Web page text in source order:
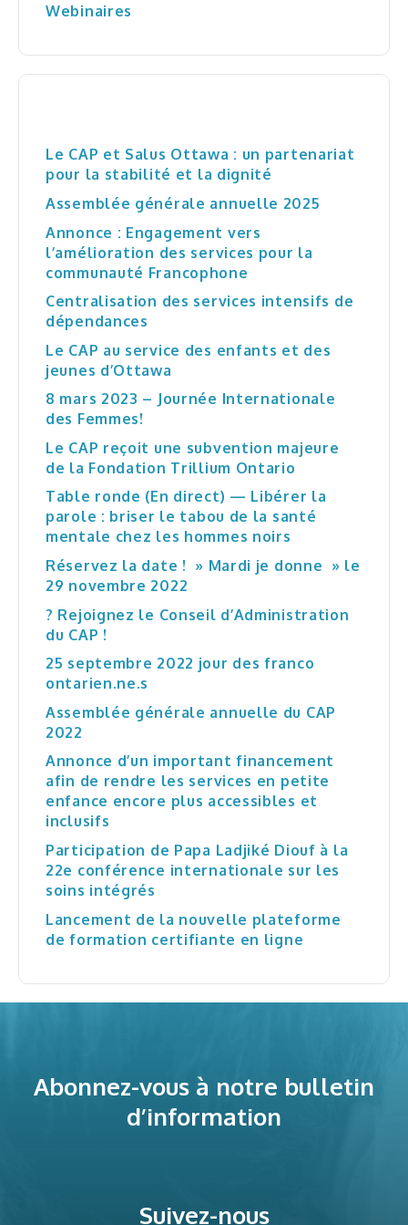
concomitants
Webinaires
Le CAP et Salus Ottawa : un partenariat
pour la stabilité et la dignité
Assemblée générale annuelle 2025
Annonce : Engagement vers
l’amélioration des services pour la
communauté Francophone
Centralisation des services intensifs de
dépendances
Le CAP au service des enfants et des
jeunes d’Ottawa
8 mars 2023 – Journée Internationale
des Femmes!
Le CAP reçoit une subvention majeure
de la Fondation Trillium Ontario
Table ronde (En direct) — Libérer la
parole : briser le tabou de la santé
mentale chez les hommes noirs
Réservez la date ! » Mardi je donne » le
29 novembre 2022
? Rejoignez le Conseil d’Administration
du CAP !
25 septembre 2022 jour des franco
ontarien.ne.s
Assemblée générale annuelle du CAP
2022
Annonce d’un important financement
afin de rendre les services en petite
enfance encore plus accessibles et
inclusifs
Participation de Papa Ladjiké Diouf à la
22e conférence internationale sur les
soins intégrés
Lancement de la nouvelle plateforme
de formation certifiante en ligne
Abonnez-vous à notre bulletin
d’information
Suivez-nous